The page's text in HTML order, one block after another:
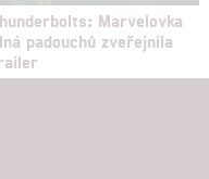
Marvelovka
padouchů zveřejnila